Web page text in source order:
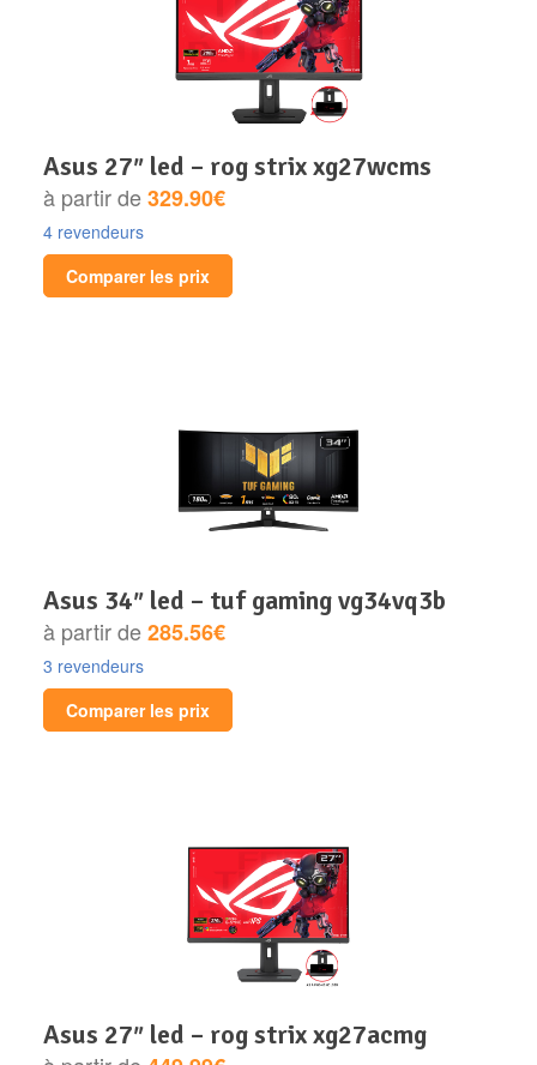
asus 27″ led – rog strix xg27wcms
à partir de329.90€
4 revendeurs
Comparer les prix
asus 34″ led – tuf gaming vg34vq3b
à partir de285.56€
3 revendeurs
Comparer les prix
asus 27″ led – rog strix xg27acmg